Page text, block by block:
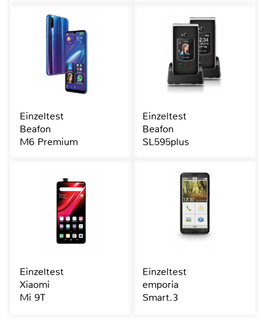
Einzeltest
Beafon
M6 Premium
Einzeltest
Beafon
SL595plus
Einzeltest
Xiaomi
Mi 9T
Einzeltest
emporia
Smart.3